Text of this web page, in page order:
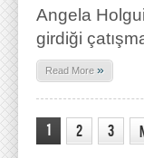
Angela
girdiği
Read More »
1 2 3